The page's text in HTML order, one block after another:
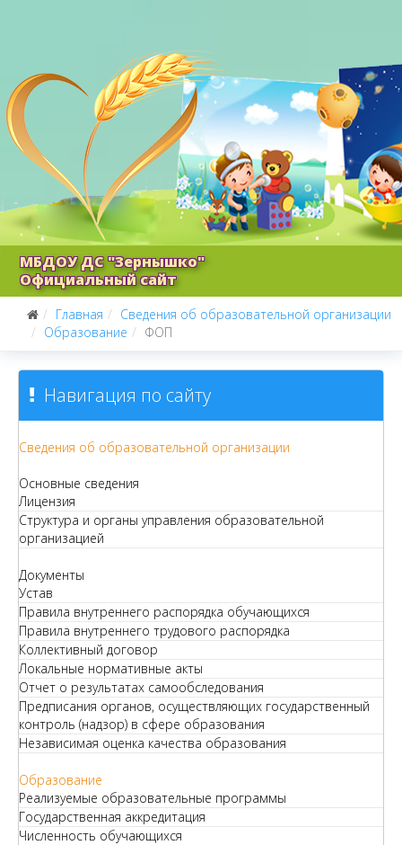
МБДОУ ДС "Зернышко"
Официальный сайт
Главная
Сведения об образовательной организации
Образование
ФОП
Навигация по сайту
Сведения об образовательной организации
Основные сведения
Лицензия
Структура и органы управления образовательной
организацией
Документы
Устав
Правила внутреннего распорядка обучающихся
Правила внутреннего трудового распорядка
Коллективный договор
Локальные нормативные акты
Отчет о результатах самообследования
Предписания органов, осуществляющих государственный
контроль (надзор) в сфере образования
Независимая оценка качества образования
Образование
Реализуемые образовательные программы
Государственная аккредитация
Численность обучающихся